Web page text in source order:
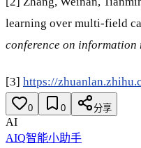
learning over multi-field
conference on
[3] https://
0 0 分享
AI
AIQ智能小助手